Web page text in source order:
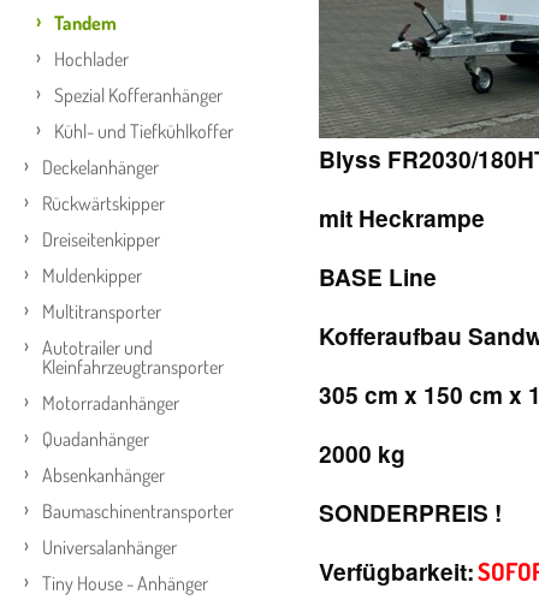
Tandem
Hochlader
Spezial Kofferanhänger
Kühl- und Tiefkühlkoffer
Deckelanhänger
Rückwärtskipper
Dreiseitenkipper
Muldenkipper
Multitransporter
Autotrailer und
Kleinfahrzeugtransporter
Motorradanhänger
Quadanhänger
Absenkanhänger
Baumaschinentransporter
Universalanhänger
Tiny House - Anhänger
Blyss FR2030/
mit Heckrampe
BASE Line
Kofferaufbau
305 cm x 150 cm x
2000 kg
SONDERPREIS !
Verfügbarkeit: